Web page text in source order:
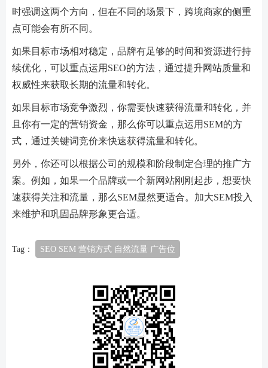
时强调这两个方向，但在不同的场景下，跨境商家的侧重
点可能会有所不同。
如果目标市场相对稳定，品牌有足够的时间和资源进行持
续优化，可以重点运用SEO的方法，通过提升网站质量和
权威性来获取长期的流量和转化。
如果目标市场竞争激烈，你需要快速获得流量和转化，并
且你有一定的营销资金，那么你可以重点运用SEM的方
式，通过关键词竞价来快速获得流量和转化。
另外，你还可以根据公司的规模和阶段制定合理的推广方
案。例如，如果一个品牌或一个新网站刚刚起步，想要快
速获得关注和流量，那么SEM显然更适合。加大SEM投入
来维护和巩固品牌形象更合适。
Tag： SEO SEM 营销方式 自然流量 广告位